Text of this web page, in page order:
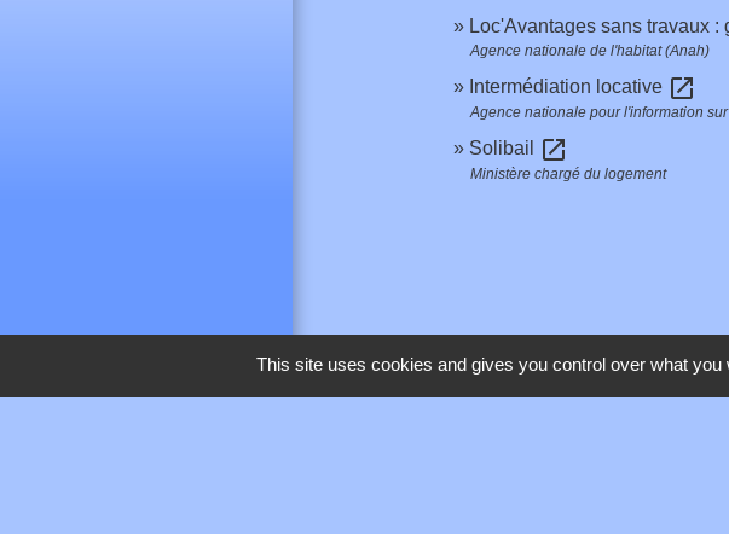
Loc'Avantages sans travaux
Agence nationale de l'habitat (Anah)
Intermédiation locative open_in_new
Agence nationale pour l'information
Solibail open_in_new
Ministère chargé du logement
This site uses cookies and gives you control over what you